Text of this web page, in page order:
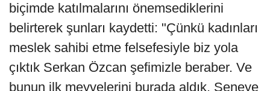
biçimde katılmalarını önemsediklerini
belirterek şunları kaydetti: "Çünkü kadınları
meslek sahibi etme felsefesiyle biz yola
çıktık Serkan Özcan şefimizle beraber. Ve
bunun ilk meyvelerini burada aldık. Seneye